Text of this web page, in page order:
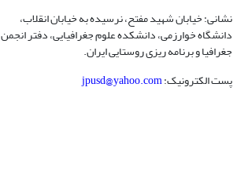
نشانی: خیابان شهید مفتح، نرسیده به خیابان انقلاب،
دانشگاه خوارزمی، دانشکده علوم جغرافیایی، دفتر انجمن
جغرافیا و برنامه ریزی روستایی ایران.
پست الکترونیک:jpusd@yahoo.com